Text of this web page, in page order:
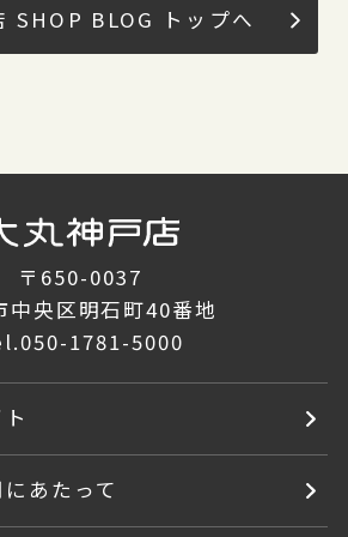
SHOP BLOG トップへ
〒650-0037
中央区明石町40番地
050-1781-5000
あたって